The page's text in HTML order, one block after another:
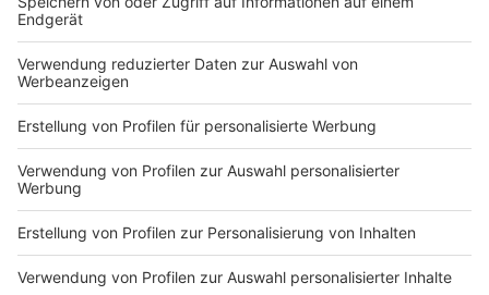
Du hast dir noch keine Artikel gemerkt
Markiere sie hierfür mit einem